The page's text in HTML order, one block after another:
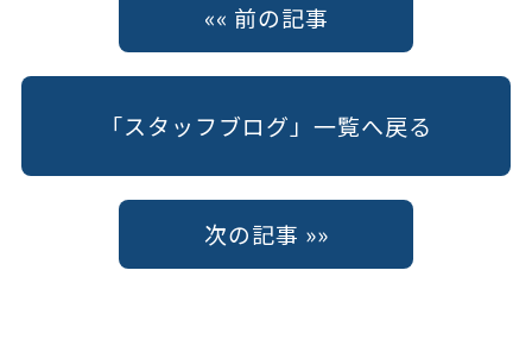
«« 前の記事
次の記事 »»
「スタッフブログ」一覧へ戻る